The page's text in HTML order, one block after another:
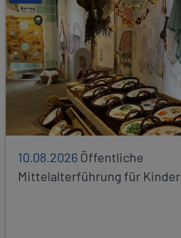
10.08.2026Öffentliche
Mittelalterführung für Kinder